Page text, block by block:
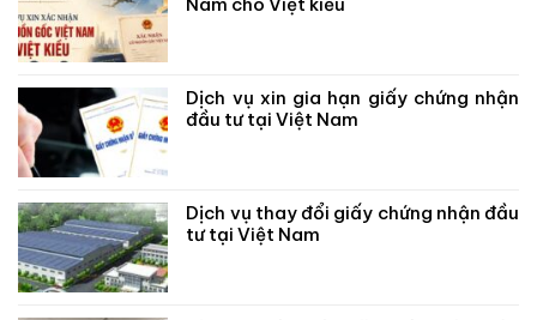
Dịch vụ xin gia hạn giấy chứng nhận
đầu tư tại Việt Nam
Dịch vụ thay đổi giấy chứng nhận đầu
tư tại Việt Nam